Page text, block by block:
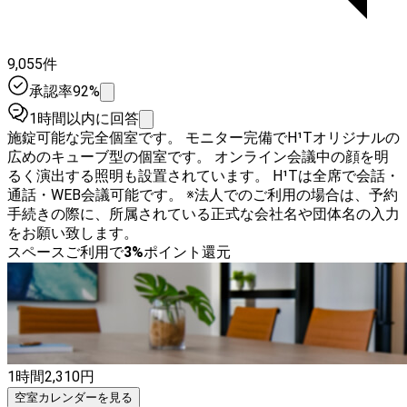
9,055件
承認率92%
1時間以内に回答
施錠可能な完全個室です。 モニター完備でH¹Tオリジナルの
広めのキューブ型の個室です。 オンライン会議中の顔を明
るく演出する照明も設置されています。 H¹Tは全席で会話・
通話・WEB会議可能です。 ※法人でのご利用の場合は、予約
手続きの際に、所属されている正式な会社名や団体名の入力
をお願い致します。
スペースご利用で3%ポイント還元
1時間2,310円
空室カレンダーを見る